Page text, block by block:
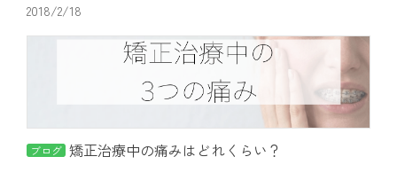
2018/2/18
ブログ 矯正治療中の痛みはどれくらい？